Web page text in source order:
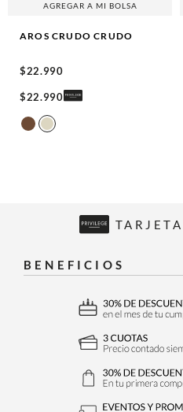
AGREGAR A MI BOLSA
AROS CRUDO CRUDO
$22.990
$22.990
BENEFICIOS